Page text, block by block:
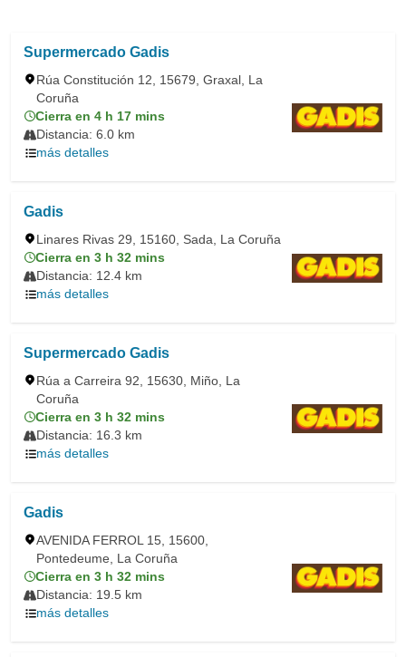
Supermercado Gadis
Rúa Constitución 12, 15679, Graxal, La
Coruña
Cierra en 4 h 17 mins
Distancia: 6.0 km
más detalles
Gadis
Linares Rivas 29, 15160, Sada, La Coruña
Cierra en 3 h 32 mins
Distancia: 12.4 km
más detalles
Supermercado Gadis
Rúa a Carreira 92, 15630, Miño, La
Coruña
Cierra en 3 h 32 mins
Distancia: 16.3 km
más detalles
Gadis
AVENIDA FERROL 15, 15600,
Pontedeume, La Coruña
Cierra en 3 h 32 mins
Distancia: 19.5 km
más detalles